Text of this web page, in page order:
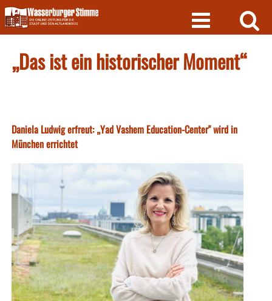
Skip
to
content
„Das ist ein historischer Moment“
Daniela Ludwig erfreut: „Yad Vashem Education-Center" wird in
München errichtet